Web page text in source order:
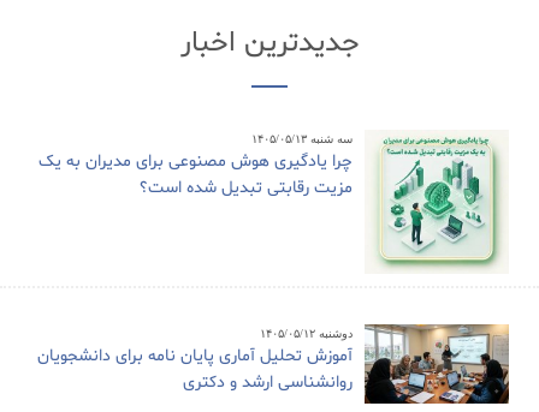
جدیدترین اخبار
سه شنبه ۱۴۰۵/۰۵/۱۳
چرا یادگیری هوش مصنوعی برای مدیران به یک
مزیت رقابتی تبدیل شده است؟
دوشنبه ۱۴۰۵/۰۵/۱۲
آموزش تحلیل آماری پایان نامه برای دانشجویان
روانشناسی ارشد و دکتری